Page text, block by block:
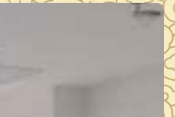
馆藏品保管部近年来可移动文物保